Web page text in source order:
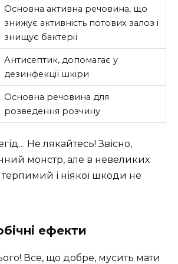
Основна активна речовина, що
знижує активність потових залоз і
знищує бактерії
Антисептик, допомагає у
дезинфекції шкіри
Основна речовина для
розведення розчину
Не лякайтесь! Звісно,
монстр, але в невеликих
і ніякої шкоди не
ефекти
Все, що добре, мусить мати